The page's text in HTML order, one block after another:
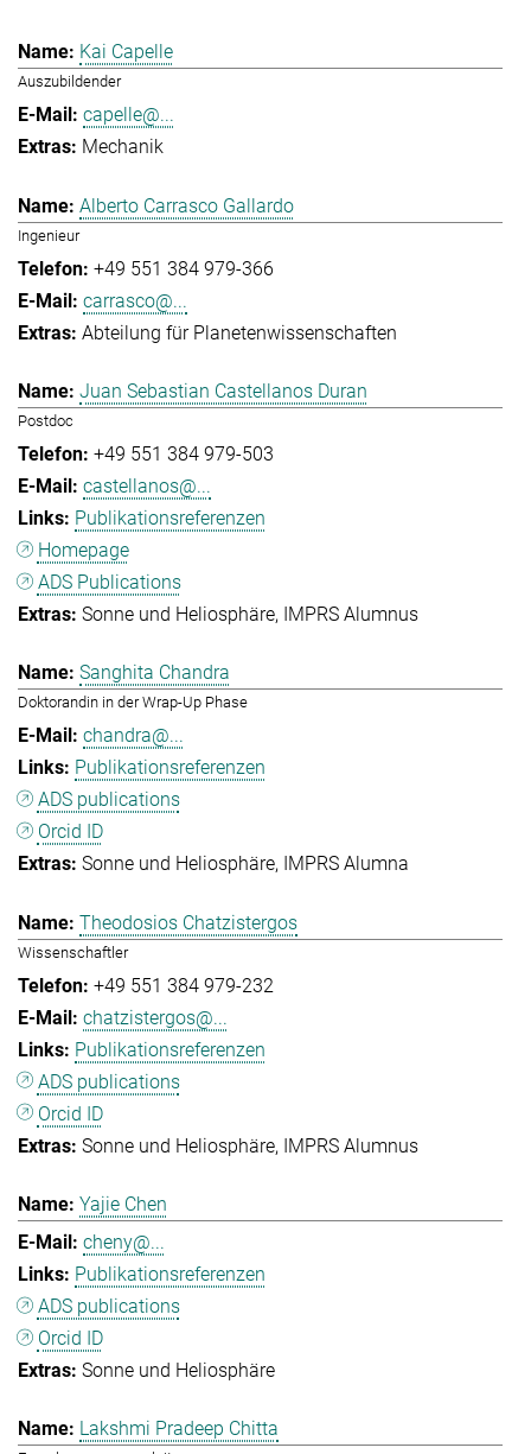
Kai Capelle
Auszubildender
capelle@...
Mechanik
Alberto Carrasco Gallardo
Ingenieur
+49 551 384 979-366
carrasco@...
Abteilung für Planetenwissenschaften
Juan Sebastian Castellanos Duran
Postdoc
+49 551 384 979-503
castellanos@...
Publikationsreferenzen
Homepage
ADS Publications
Sonne und Heliosphäre IMPRS Alumnus
Sanghita Chandra
Doktorandin in der Wrap-Up Phase
chandra@...
Publikationsreferenzen
ADS publications
Orcid ID
Sonne und Heliosphäre
IMPRS Alumna
Theodosios Chatzistergos
Wissenschaftler
+49 551 384 979-232
chatzistergos@...
Publikationsreferenzen
ADS publications
Orcid ID
Sonne und Heliosphäre IMPRS Alumnus
Yajie Chen
cheny@...
Publikationsreferenzen
ADS publications
Orcid ID
Sonne und Heliosphäre
Lakshmi Pradeep Chitta